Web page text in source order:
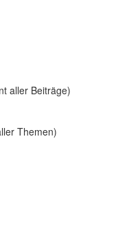
aller Beiträge)
Themen)